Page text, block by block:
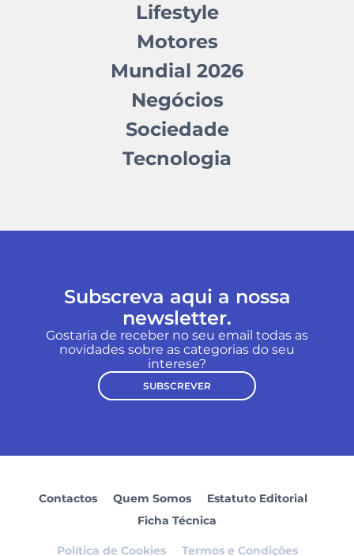
Lifestyle
Motores
Mundial 2026
Negócios
Sociedade
Tecnologia
Subscreva aqui a nossa
newsletter.
Gostaria de receber no seu email todas as
novidades sobre as categorias do seu
interese?
SUBSCREVER
Contactos Quem Somos
Estatuto Editorial
Ficha Técnica
Política de Cookies Termos e Condições